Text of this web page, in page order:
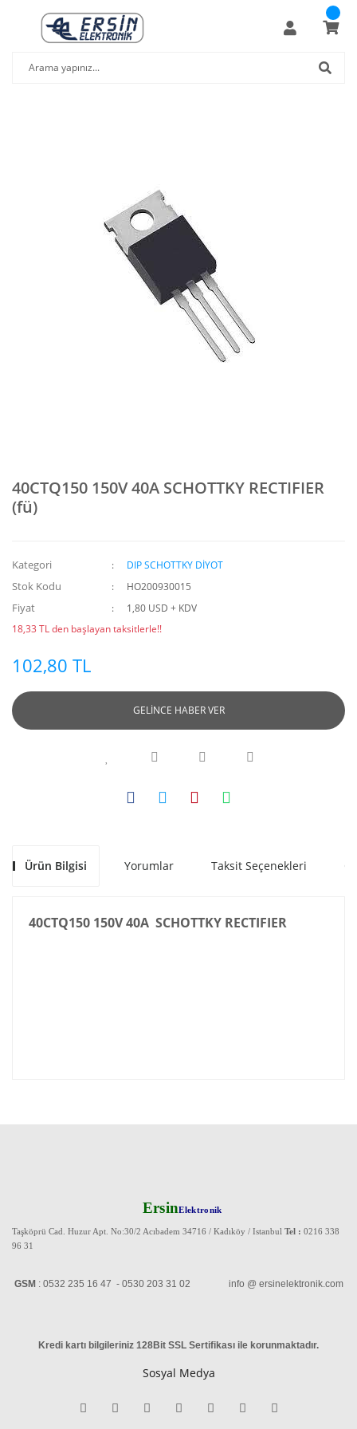
40CTQ150 150V 40A SCHOTTKY RECTIFIER
(fü)
Kategori DIP SCHOTTKY DİYOT
Stok Kodu HO200930015
Fiyat
1,80 USD + KDV
18,33 TL den başlayan taksitlerle!!
102,80 TL
GELİNCE HABER VER
Ürün Bilgisi Yorumlar Taksit Seçenekleri
40CTQ150 150V 40A SCHOTTKY RECTIFIER
ErsinElektronik
Taşköprü Cad. Huzur Apt. No:30/2 Acıbadem 34716 / Kadıköy / Istanbul Tel : 0216 338
96 31
GSM : 0532 235 16 47 - 0530 203 31 02 info @ ersinelektronik.com
Kredi kartı bilgileriniz 128Bit SSL Sertifikası ile korunmaktadır.
Sosyal Medya